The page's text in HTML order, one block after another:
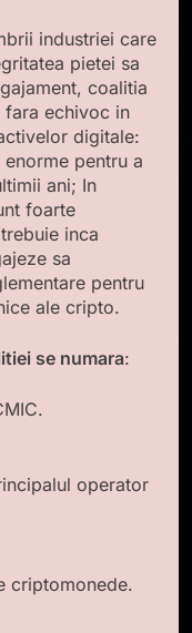
industriei care
pietei sa
coalitia
fara echivoc in
digitale:
pentru a
ani; In
foarte
inca
sa
pentru
ale cripto.
se numara:
operator
criptomonede.